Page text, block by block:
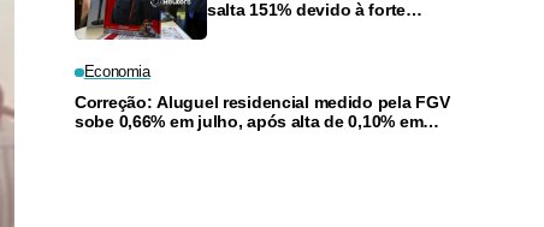
salta 151% devido à forte
Economia
Correção: Aluguel residencial medido pela FGV
sobe 0,66% em julho, após alta de 0,10% em